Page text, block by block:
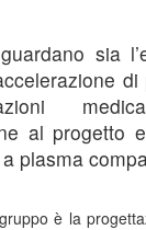
sia
al progetto
plasma
è la